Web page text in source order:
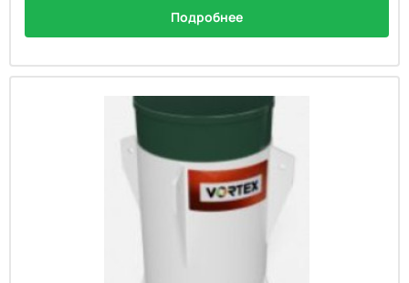
Подробнее